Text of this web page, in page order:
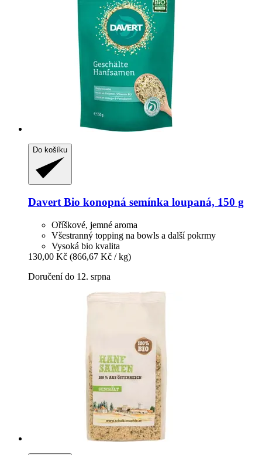
Do košíku
Davert Bio konopná semínka loupaná, 150 g
Oříškové, jemné aroma
Všestranný topping na bowls a další pokrmy
Vysoká bio kvalita
130,00 Kč (866,67 Kč / kg)
Doručení do 12. srpna